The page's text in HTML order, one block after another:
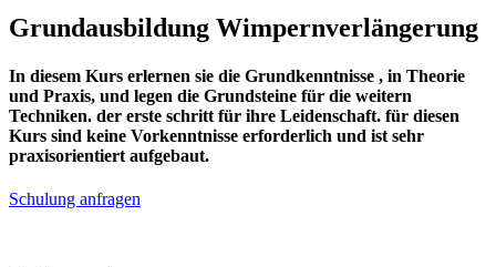
Grundausbildung Wimpernverlängerung
In diesem Kurs erlernen sie die Grundkenntnisse , in Theorie
und Praxis, und legen die Grundsteine für die weitern
Techniken. der erste schritt für ihre Leidenschaft. für diesen
Kurs sind keine Vorkenntnisse erforderlich und ist sehr
praxisorientiert aufgebaut.
Schulung anfragen